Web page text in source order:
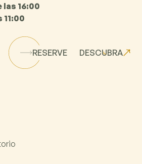
las 16:00
11:00
RESERVE DESCUBRA